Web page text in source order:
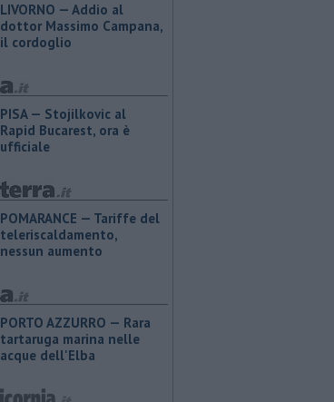
LIVORNO — Addio al
dottor Massimo Campana,
il cordoglio
PISA — Stojilkovic al
Rapid Bucarest, ora è
ufficiale
POMARANCE — Tariffe del
teleriscaldamento,
nessun aumento
PORTO AZZURRO — Rara
tartaruga marina nelle
acque dell'Elba